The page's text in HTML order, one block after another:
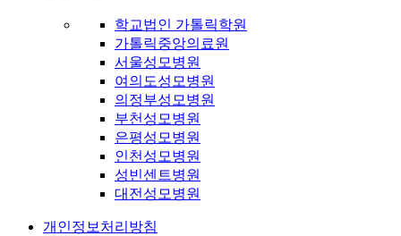
학교법인 가톨릭학원
가톨릭중앙의료원
서울성모병원
여의도성모병원
의정부성모병원
부천성모병원
은평성모병원
인천성모병원
성빈센트병원
대전성모병원
개인정보처리방침